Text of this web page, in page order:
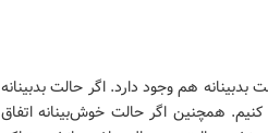
هم وجود دارد. اگر حالت بدبینانه
کنیم. همچنین اگر حالت خوش‌بینانه اتفاق